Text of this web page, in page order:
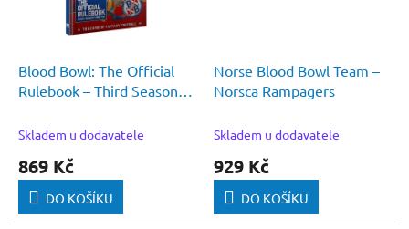
Blood Bowl: The Official
Rulebook – Third Season
Skladem u dodavatele
869 Kč
DO KOŠÍKU
Norse Blood Bowl Team –
Norsca Rampagers
Skladem u dodavatele
929 Kč
DO KOŠÍKU